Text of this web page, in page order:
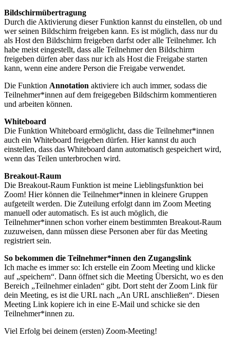
Bildschirmübertragung
Durch die Aktivierung dieser Funktion kannst du einstellen, ob und
wer seinen Bildschirm freigeben kann. Es ist möglich, dass nur du
als Host den Bildschirm freigeben darfst oder alle Teilnehmer. Ich
habe meist eingestellt, dass alle Teilnehmer den Bildschirm
freigeben dürfen aber dass nur ich als Host die Freigabe starten
kann, wenn eine andere Person die Freigabe verwendet.
Die Funktion Annotation aktiviere ich auch immer, sodass die
Teilnehmer*innen auf dem freigegeben Bildschirm kommentieren
und arbeiten können.
Whiteboard
Die Funktion Whiteboard ermöglicht, dass die Teilnehmer*innen
auch ein Whiteboard freigeben dürfen. Hier kannst du auch
einstellen, dass das Whiteboard dann automatisch gespeichert wird,
wenn das Teilen unterbrochen wird.
Breakout-Raum
Die Breakout-Raum Funktion ist meine Lieblingsfunktion bei
Zoom! Hier können die Teilnehmer*innen in kleinere Gruppen
aufgeteilt werden. Die Zuteilung erfolgt dann im Zoom Meeting
manuell oder automatisch. Es ist auch möglich, die
Teilnehmer*innen schon vorher einem bestimmten Breakout-Raum
zuzuweisen, dann müssen diese Personen aber für das Meeting
registriert sein.
So bekommen die Teilnehmer*innen den Zugangslink
Ich mache es immer so: Ich erstelle ein Zoom Meeting und klicke
auf „speichern“. Dann öffnet sich die Meeting Übersicht, wo es den
Bereich „Teilnehmer einladen“ gibt. Dort steht der Zoom Link für
dein Meeting, es ist die URL nach „An URL anschließen“. Diesen
Meeting Link kopiere ich in eine E-Mail und schicke sie den
Teilnehmer*innen zu.
Viel Erfolg bei deinem (ersten) Zoom-Meeting!